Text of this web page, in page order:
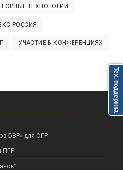
ГОРНЫЕ ТЕХНОЛОГИИ
РОССИЯ
УЧАСТИЕ В КОНФЕРЕНЦИЯХ
БВР» для ОГР
ПГР
Тех. поддержка